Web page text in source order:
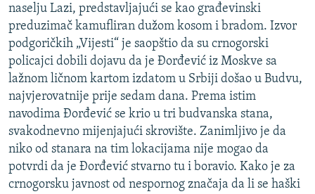
POPLAVE I KLIZIŠTA U BIH 2024.
TV LIBERTY
POST SCRIPTUM
MOJA EVROPA
TRI DECENIJE OD RATA U BIH
SVE KARTE DEJTONA
NASTANAK I RASPAD JUGOSLAVIJE
Sve RFE/RL stranice
naselju Lazi, predstavljajući se kao građevinski
preduzimač kamufliran dužom kosom i bradom. Izvor
podgoričkih „Vijesti“ je saopštio da su crnogorski
policajci dobili dojavu da je Đorđević iz Moskve sa
lažnom ličnom kartom izdatom u Srbiji došao u Budvu,
najvjerovatnije prije sedam dana. Prema istim
navodima Đorđević se krio u tri budvanska stana,
svakodnevno mijenjajući skrovište. Zanimljivo je da
niko od stanara na tim lokacijama nije mogao da
potvrdi da je Đorđević stvarno tu i boravio. Kako je za
crnogorsku javnost od nespornog značaja da li se haški